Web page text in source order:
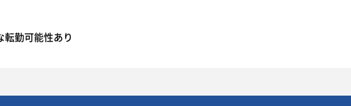
勤可能性あり